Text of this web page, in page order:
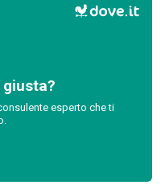
esperto che ti